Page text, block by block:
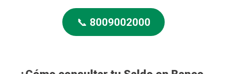
📞 8009002000